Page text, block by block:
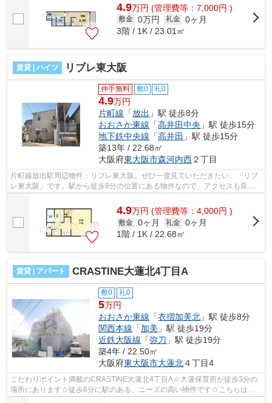
4.9万円 (管理費等：7,000円 )
敷金 0万円 礼金 0ヶ月
3階 / 1K / 23.01㎡
賃貸 | ハイツ リブレ東大阪
仲手無料 敷0 礼0
4.9万円
片町線 「放出 」駅 徒歩8分
おおさか東線 「高井田中央 」駅 徒歩15分
地下鉄中央線 「高井田 」駅 徒歩15分
築13年 / 22.68㎡
大阪府東大阪市森河内西２丁目
片町線放出駅周辺物件：リブレ東大阪。ぜひ一度見ていただきたい、「リブ
レ東大阪」です。駅から徒歩8分の位置にある物件なので、アクセスも良好
です。賃貸物件のことでお困りなら、ま...
4.9万円 (管理費等：4,000円 )
敷金 0ヶ月 礼金 0ヶ月
1階 / 1K / 22.68㎡
賃貸 | アパート CRASTINE大蓮北4丁目A
敷0 礼0
5万円
おおさか東線 「衣摺加美北 」駅 徒歩8分
関西本線 「加美 」駅 徒歩19分
近鉄大阪線 「弥刀 」駅 徒歩19分
築4年 / 22.50㎡
大阪府東大阪市大蓮北４丁目4
こだわりポイント満載のCRASTINE大蓮北4丁目A☆大蓮保育所が徒歩3分の
場所にあります☆徒歩8分に駅のある、ニーズの高い物件です☆こちらは初
期費用をカードでお支払いいただけるアパート...